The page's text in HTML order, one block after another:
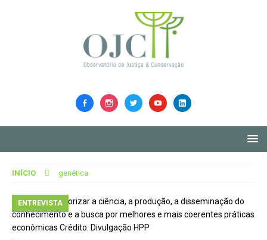
INÍCIO genética
ENTREVISTA